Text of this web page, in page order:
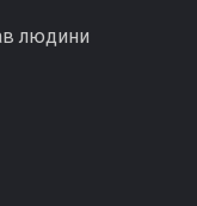
людини